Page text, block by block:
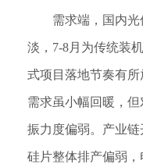
需求端，国内
淡，7-8月为传统装
式项目落地节奏有
需求虽小幅回暖，
振力度偏弱。产业链
硅片整体排产偏弱